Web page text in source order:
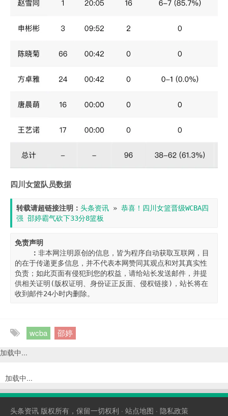
四川女篮队员数据
转载请超链接注明： 头条资讯 » 恭喜！四川女篮晋级WCBA四
强 邵婷霸气砍下33分8篮板
免责声明
    ：
非本网注明原创的信息，皆为程序自动获取互联网，目
的在于传递更多信息，并不代表本网赞同其观点和对其真实性
负责；如此页面有侵犯到您的权益，请给站长发送邮件，并提
供相关证明(版权证明、身份证正反面、侵权链接)，站长将在
收到邮件24小时内删除。
wcba 邵婷
加载中...
加载中...
头条资讯 版权所有，保留一切权利 · 站点地图 · 隐私政策